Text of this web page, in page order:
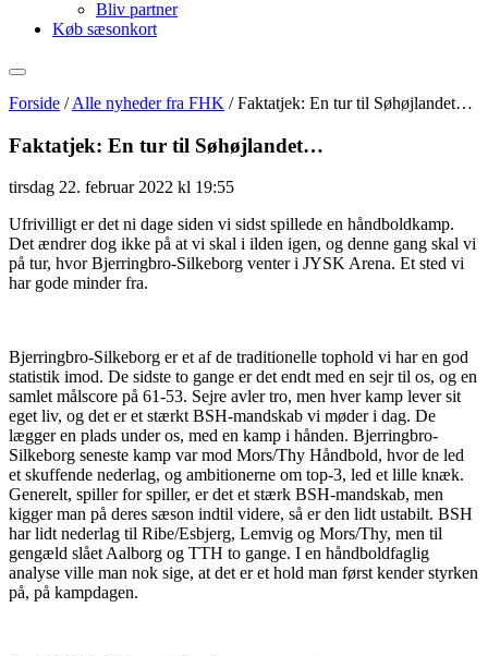
Bliv partner
Køb sæsonkort
Forside /Alle nyheder fra FHK /Faktatjek: En tur til Søhøjlandet…
Faktatjek: En tur til Søhøjlandet…
tirsdag 22. februar 2022 kl 19:55
Ufrivilligt er det ni dage siden vi sidst spillede en håndboldkamp.
Det ændrer dog ikke på at vi skal i ilden igen, og denne gang skal vi
på tur, hvor Bjerringbro-Silkeborg venter i JYSK Arena. Et sted vi
har gode minder fra.
Bjerringbro-Silkeborg er et af de traditionelle tophold vi har en god
statistik imod. De sidste to gange er det endt med en sejr til os, og en
samlet målscore på 61-53. Sejre avler tro, men hver kamp lever sit
eget liv, og det er et stærkt BSH-mandskab vi møder i dag. De
lægger en plads under os, med en kamp i hånden. Bjerringbro-
Silkeborg seneste kamp var mod Mors/Thy Håndbold, hvor de led
et skuffende nederlag, og ambitionerne om top-3, led et lille knæk.
Generelt, spiller for spiller, er det et stærk BSH-mandskab, men
kigger man på deres sæson indtil videre, så er den lidt ustabilt. BSH
har lidt nederlag til Ribe/Esbjerg, Lemvig og Mors/Thy, men til
gengæld slået Aalborg og TTH to gange. I en håndboldfaglig
analyse ville man nok sige, at det er et hold man først kender styrken
på, på kampdagen.